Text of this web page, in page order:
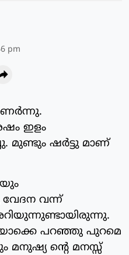
pm
ഇളം
മുണ്ടും ഷര്‍ട്ടു മാണ്
വന്ന്
പറഞ്ഞു പുറമെ
മനുഷ്യ ന്റെ മനസ്സ്